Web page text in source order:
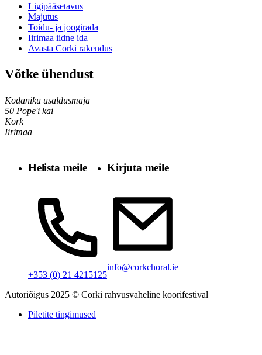
Ligipääsetavus
Majutus
Toidu- ja joogirada
Iirimaa iidne ida
Avasta Corki rakendus
Võtke ühendust
Kodaniku usaldusmaja
50 Pope'i kai
Kork
Iirimaa
Helista meile
+353 (0) 21 4215125
Kirjuta meile
info@corkchoral.ie
Autoriõigus 2025 © Corki rahvusvaheline koorifestival
Piletite tingimused
Privaatsuspoliitika